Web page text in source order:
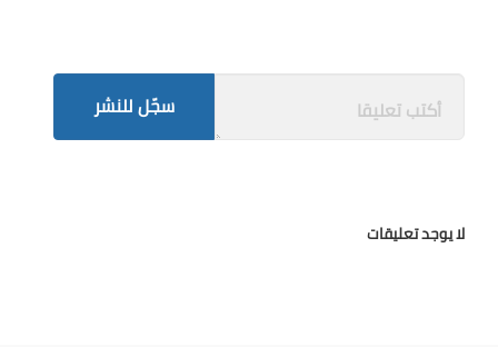
سجّل للنشر
لا يوجد تعليقات